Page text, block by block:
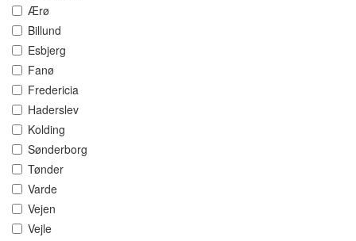
Ærø
Billund
Esbjerg
Fanø
Fredericia
Haderslev
Kolding
Sønderborg
Tønder
Varde
Vejen
Vejle